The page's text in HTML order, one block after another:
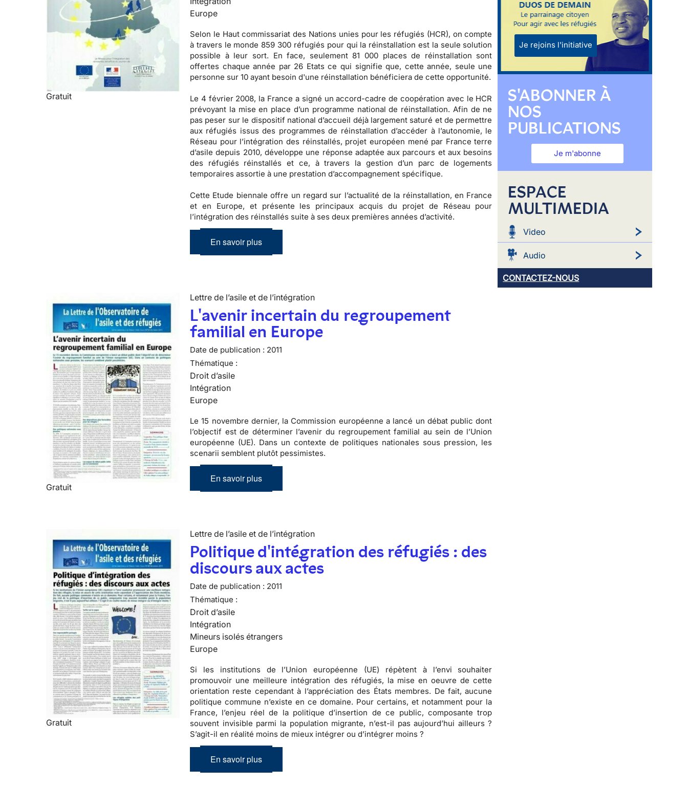
Gratuit
Europe
Selon le Haut commissariat des Nations unies pour les réfugiés (HCR), on compte
à travers le monde 859 300 réfugiés pour qui la réinstallation est la seule solution
possible à leur sort. En face, seulement 81 000 places de réinstallation sont
offertes chaque année par 26 Etats ce qui signifie que, cette année, seule une
personne sur 10 ayant besoin d'une réinstallation bénéficiera de cette opportunité.
Le 4 février 2008, la France a signé un accord-cadre de coopération avec le HCR
prévoyant la mise en place d’un programme national de réinstallation. Afin de ne
pas peser sur le dispositif national d’accueil déjà largement saturé et de permettre
aux réfugiés issus des programmes de réinstallation d’accéder à l’autonomie, le
Réseau pour l’intégration des réinstallés, projet européen mené par France terre
d’asile depuis 2010, développe une réponse adaptée aux parcours et aux besoins
des réfugiés réinstallés et ce, à travers la gestion d’un parc de logements
temporaires assortie à une prestation d’accompagnement spécifique.
Cette Etude biennale offre un regard sur l’actualité de la réinstallation, en France
et en Europe, et présente les principaux acquis du projet de Réseau pour
l’intégration des réinstallés suite à ses deux premières années d’activité.
En savoir plus
Gratuit
Lettre de l’asile et de l’intégration
L'avenir incertain du regroupement
familial en Europe
Date de publication : 2011
Thématique :
Droit d’asile
Intégration
Europe
Le 15 novembre dernier, la Commission européenne a lancé un débat public dont
l’objectif est de déterminer l’avenir du regroupement familial au sein de l’Union
européenne (UE). Dans un contexte de politiques nationales sous pression, les
scenarii semblent plutôt pessimistes.
En savoir plus
Gratuit
Lettre de l’asile et de l’intégration
Politique d'intégration des réfugiés : des
discours aux actes
Date de publication : 2011
Thématique :
Droit d’asile
Intégration
Mineurs isolés étrangers
Europe
Si les institutions de l’Union européenne (UE) répètent à l’envi souhaiter
promouvoir une meilleure intégration des réfugiés, la mise en oeuvre de cette
orientation reste cependant à l’appréciation des États membres. De fait,aucune
politique commune n’existe en ce domaine. Pour certains, et notamment pour la
France, l’enjeu réel de la politique d’insertion de ce public, composante trop
souvent invisible parmi la population migrante, n’est-il pas aujourd’hui ailleurs ?
S’agit-il en réalité moins de mieux intégrer ou d’intégrer moins ?
En savoir plus
Je rejoins l'initiative
S'ABONNER À
NOS
PUBLICATIONS
Je m'abonne
ESPACE
MULTIMEDIA
Video
Audio
CONTACTEZ-NOUS